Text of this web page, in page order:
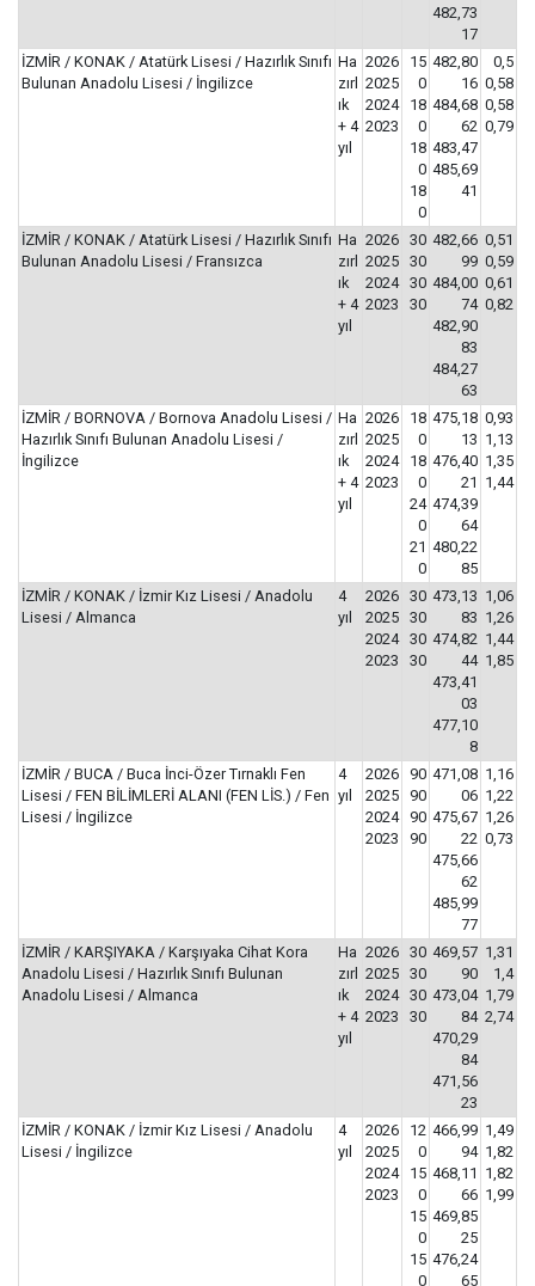
482,73
17
İZMİR / KONAK / Atatürk Lisesi / Hazırlık Sınıfı
Bulunan Anadolu Lisesi / İngilizce
Ha
zırl
ık
+ 4
yıl
2026
2025
2024
2023
15
0
18
0
18
0
18
0
482,80
16
484,68
62
483,47
485,69
41
0,5
0,58
0,58
0,79
İZMİR / KONAK / Atatürk Lisesi / Hazırlık Sınıfı
Bulunan Anadolu Lisesi / Fransızca
Ha
zırl
ık
+ 4
yıl
2026
2025
2024
2023
30
30
30
30
482,66
99
484,00
74
482,90
83
484,27
63
0,51
0,59
0,61
0,82
İZMİR / BORNOVA / Bornova Anadolu Lisesi /
Hazırlık Sınıfı Bulunan Anadolu Lisesi /
İngilizce
Ha
zırl
ık
+ 4
yıl
2026
2025
2024
2023
18
0
18
0
24
0
21
0
475,18
13
476,40
21
474,39
64
480,22
85
0,93
1,13
1,35
1,44
İZMİR / KONAK / İzmir Kız Lisesi / Anadolu
Lisesi / Almanca
4
yıl
2026
2025
2024
2023
30
30
30
30
473,13
83
474,82
44
473,41
03
477,10
8
1,06
1,26
1,44
1,85
İZMİR / BUCA / Buca İnci-Özer Tırnaklı Fen
Lisesi / FEN BİLİMLERİ ALANI (FEN LİS.) / Fen
Lisesi / İngilizce
4
yıl
2026
2025
2024
2023
90
90
90
90
471,08
06
475,67
22
475,66
62
485,99
77
1,16
1,22
1,26
0,73
İZMİR / KARŞIYAKA / Karşıyaka Cihat Kora
Anadolu Lisesi / Hazırlık Sınıfı Bulunan
Anadolu Lisesi / Almanca
Ha
zırl
ık
+ 4
yıl
2026
2025
2024
2023
30
30
30
30
469,57
90
473,04
84
470,29
84
471,56
23
1,31
1,4
1,79
2,74
İZMİR / KONAK / İzmir Kız Lisesi / Anadolu
Lisesi / İngilizce
4
yıl
2026
2025
2024
2023
12
0
15
0
15
0
15
0
466,99
94
468,11
66
469,85
25
476,24
65
1,49
1,82
1,82
1,99